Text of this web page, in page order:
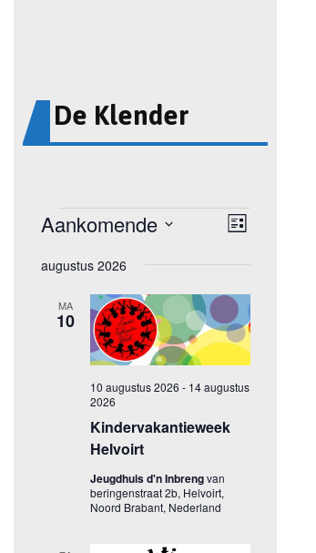
De Klender